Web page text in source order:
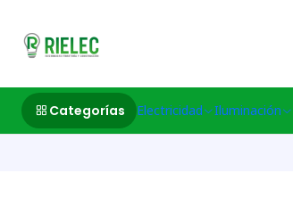
Categorías Electricidad Iluminación